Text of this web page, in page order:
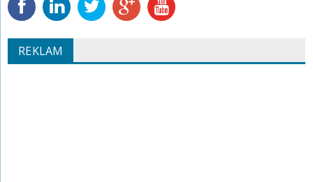
REKLAM